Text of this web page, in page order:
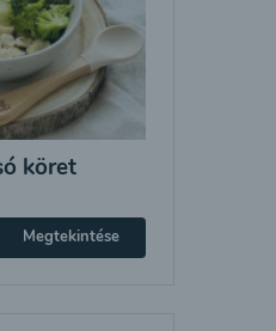
köret
Megtekintése